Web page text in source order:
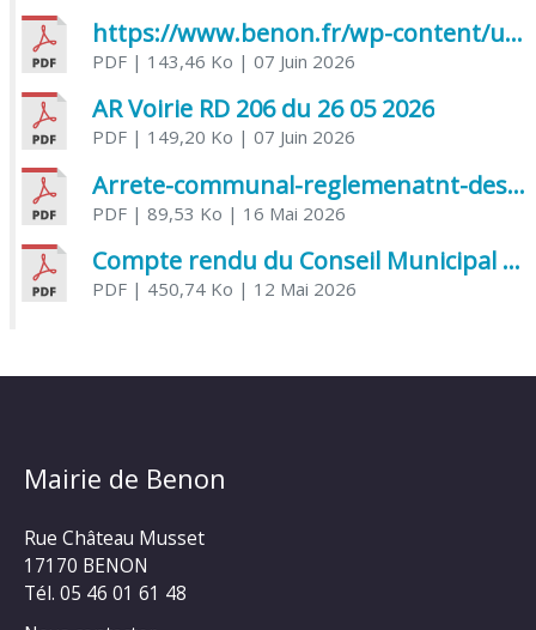
https://www.benon.fr/wp-content/uploads/2026/06/AR-Voirie-Chemin-de-Lafond-du-26-05-2026.pdf
PDF| 143,46 Ko | 07 Juin 2026
AR Voirie RD 206 du 26 05 2026
PDF| 149,20 Ko | 07 Juin 2026
Arrete-communal-reglemenatnt-des-bruits-de-voisinage-et-des-activites-bruyantes
PDF| 89,53 Ko | 16 Mai 2026
Compte rendu du Conseil Municipal du 06 mai 2026
PDF| 450,74 Ko | 12 Mai 2026
Mairie de Benon
Rue Château Musset
17170 BENON
Tél. 05 46 01 61 48